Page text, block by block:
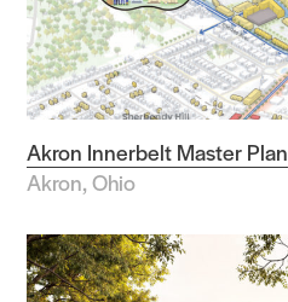
Akron Innerbelt Master Plan
Akron, Ohio